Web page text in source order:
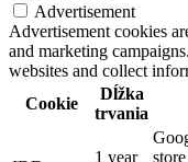
Advertisement
Advertisement cookies
and marketing
websites and collect
Cookie
Dĺžka
trvania
1 year